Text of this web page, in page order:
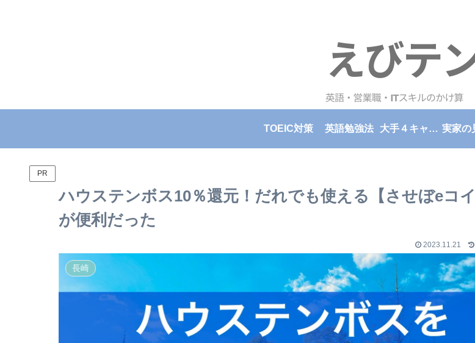
TOEIC対策 英語勉強法 大手４キャリア格安スマホプラン料金比較一覧表 実家の
PR
ハウステンボス10％還元！だれでも使える【させぼeコイ
が便利だった
2023.11.21
長崎